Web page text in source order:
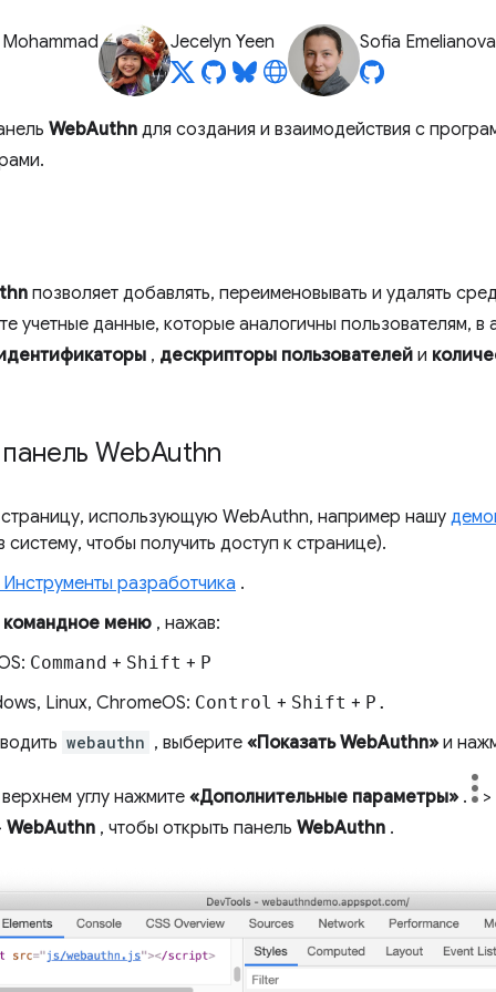
Jecelyn Yeen Sofia Emelianova
WebAuthn для создания и взаимодействия с
позволяет добавлять, переименовывать и удалять
учетные данные, которые аналогичны пользователям, в
, дескрипторы пользователей и
WebAuthn
использующую WebAuthn, например нашу
систему, чтобы получить доступ к странице).
разработчика .
командное меню , нажав:
Command + Shift + P
Linux, ChromeOS: Control + Shift + P.
webauthn , выберите «Показать WebAuthn» и
углу нажмите «Дополнительные параметры» .
>
WebAuthn , чтобы открыть панель WebAuthn .